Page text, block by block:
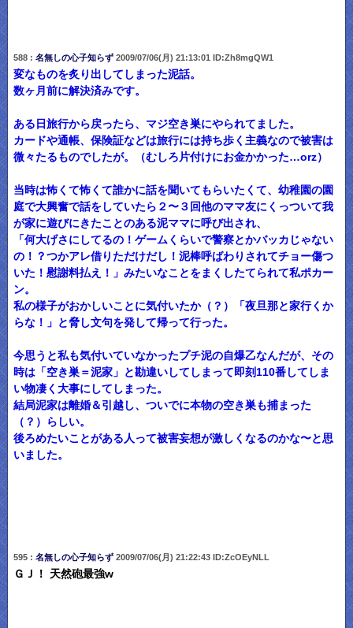
588 : 名無しの心子知らず2009/07/06(月) 21:13:01 ID:Zh8mgQW1
変なものを炙り出してしまった泥話。
数ヶ月前に解決済みです。
ある日旅行から戻ったら、マジ空き巣にやられてました。
カードや通帳、保険証などは旅行には持ち歩く主義なので被害は
微々たるものでしたが。（むしろ片付けにお金かかった…orz）
当時は怖くて怖くて誰かに話を聞いてもらいたくて、幼稚園の園
庭で大興奮で話をしていたら２〜３回他のママ友にくっついて我
が家に遊びにきたことのある泥ママに呼び出され、
「何大げさにしてるの！ゲームくらいで警察とかバッカじゃない
の！？つかアレ借りただけだし！泥棒呼ばわりされてチョー傷つ
いた！慰謝料払え！」みたいなことをまくしたてられて私ポカー
ン。
私の様子がおかしいことに気付いたか（？）「夜旦那と家行くか
らな！」と脅し文句を発して帰って行った。
今思うと私も気付いていなかったプチ泥の自爆乙なんだが、その
時は「空き巣＝泥家」と勘違いしてしまって即刻110番してしま
い物凄く大事にしてしまった。
結局泥家は離婚＆引越し、ついでに本物の空き巣も捕まった
（？）らしい。
後ろめたいことがある人って被害妄想が激しくなるのかな〜と思
いました。
595 : 名無しの心子知らず2009/07/06(月) 21:22:43 ID:ZcOEyNLL
ＧＪ！ 天然砲最強w